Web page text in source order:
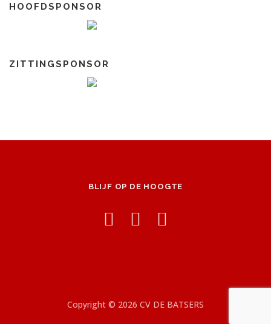
HOOFDSPONSOR
ZITTINGSPONSOR
BLIJF OP DE HOOGTE
Copyright © 2026 CV DE BATSERS